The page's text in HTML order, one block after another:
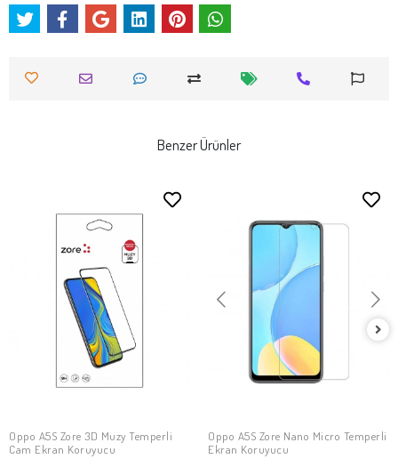
Benzer Ürünler
SEPETE EKLE
Oppo A5S Zore 3D Muzy Temperli
Cam Ekran Koruyucu
SEPETE EKLE
Oppo A5S Zore Nano Micro Temperli
Ekran Koruyucu